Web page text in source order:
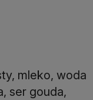
mleko, woda
ser gouda,